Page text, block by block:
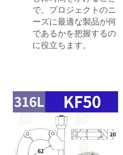
で、プロジェクトのニ
ーズに最適な製品が何
であるかを把握するの
に役立ちます。